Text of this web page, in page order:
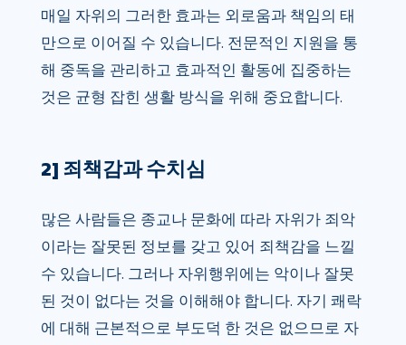
매일 자위의 그러한 효과는 외로움과 책임의 태
만으로 이어질 수 있습니다. 전문적인 지원을 통
해 중독을 관리하고 효과적인 활동에 집중하는
것은 균형 잡힌 생활 방식을 위해 중요합니다.
2] 죄책감과 수치심
많은 사람들은 종교나 문화에 따라 자위가 죄악
이라는 잘못된 정보를 갖고 있어 죄책감을 느낄
수 있습니다. 그러나 자위행위에는 악이나 잘못
된 것이 없다는 것을 이해해야 합니다. 자기 쾌락
에 대해 근본적으로 부도덕 한 것은 없으므로 자